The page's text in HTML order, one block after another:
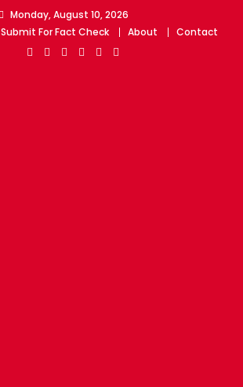
Monday, August 10, 2026
Submit For Fact Check About Contact